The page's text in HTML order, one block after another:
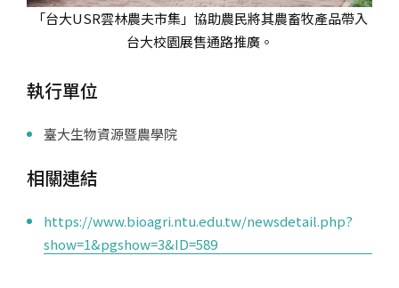
「台大USR雲林農夫市集」協助農民將其農畜牧產品帶入
台大校園展售通路推廣。
執行單位
臺大生物資源暨農學院
相關連結
https://www.bioagri.ntu.edu.tw/newsdetail.php?
show=1&pgshow=3&ID=589